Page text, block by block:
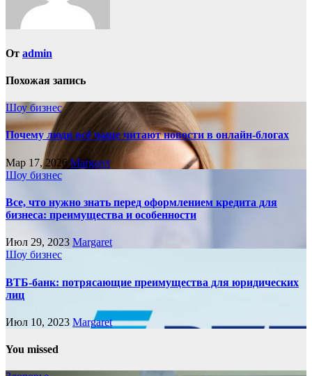
От admin
Похожая запись
Шоу бизнес
Почему люди всё чаще читают новости в онлайн-блогах
Мар 17, 2026Margaret
Шоу бизнес
Все, что нужно знать перед оформлением кредита для
бизнеса: преимущества и особенности
Июл 29, 2023 Margaret
Шоу бизнес
ВТБ-банк: потрясающие преимущества для юридических
лиц
Июл 10, 2023 Margaret
You missed